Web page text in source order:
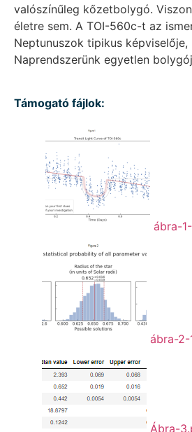
valószínűleg kőzetbolygó.
életre sem. A TOI-560c-t az
Neptunuszok tipikus
Naprendszerünk egyetlen
Támogató fájlok:
ábra-
ábra-2-
Ábra-